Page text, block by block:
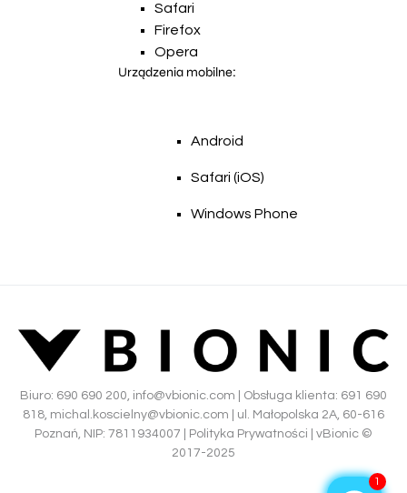
Safari
Firefox
Opera
Urządzenia mobilne:
Android
Safari (iOS)
Windows Phone
Biuro: 690 690 200, info@vbionic.com | Obsługa klienta: 691 690
818, michal.koscielny@vbionic.com | ul. Małopolska 2A, 60-616
Poznań, NIP: 7811934007 |
Polityka Prywatności
vBionic ©
2017-2025
1